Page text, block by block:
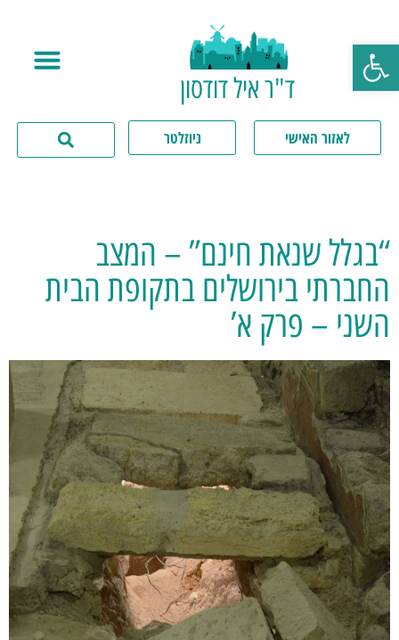
פתח סרגל נגישות
ד"ר איל דודסון
לאזור האישי ניוזלטר
“בגלל שנאת חינם” – המצב
החברתי בירושלים בתקופת הבית
השני – פרק א’